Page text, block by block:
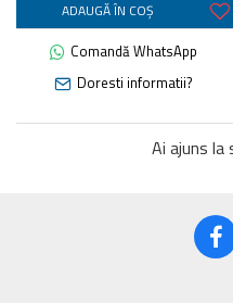
ADAUGĂ ÎN COŞ
Comandă WhatsApp
Doresti informatii?
Ai ajuns